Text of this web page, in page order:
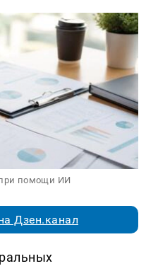
помощи ИИ
Дзен.канал